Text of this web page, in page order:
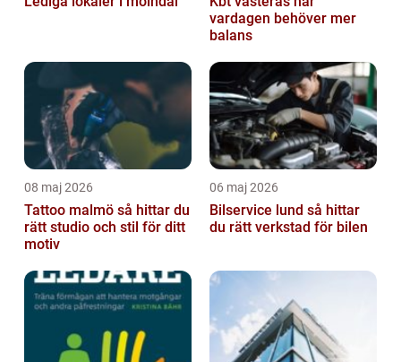
vardagen behöver mer
balans
08 maj 2026
Tattoo malmö så hittar du
rätt studio och stil för ditt
motiv
06 maj 2026
Bilservice lund så hittar
du rätt verkstad för bilen